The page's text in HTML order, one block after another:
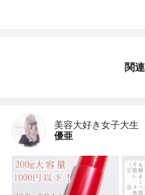
関
美容大好き女子大生
優亜